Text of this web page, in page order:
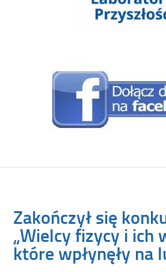
Zakończył się
„Wielcy fizycy i ich
które wpłynęły na